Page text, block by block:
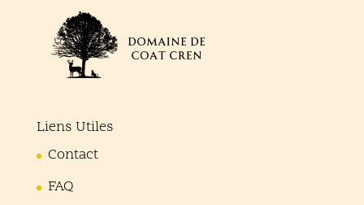
Liens Utiles
Contact
FAQ